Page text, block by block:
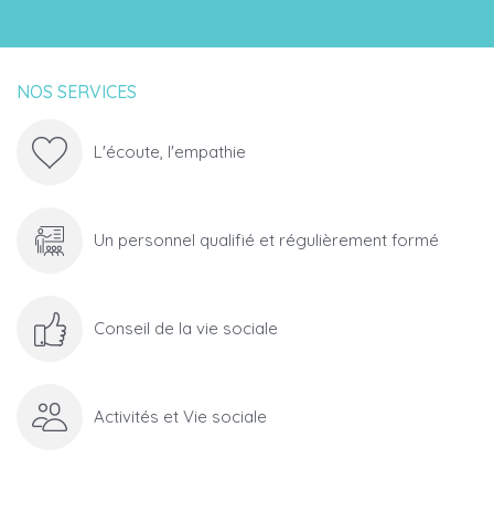
NOS SERVICES
L'écoute, l'empathie
Un personnel qualifié et régulièrement formé
Conseil de la vie sociale
Activités et Vie sociale